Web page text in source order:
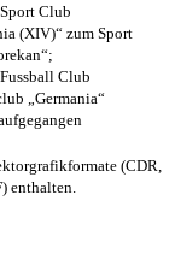
Club
(XIV)“ zum Sport
Club
„Germania“
(CDR,
enthalten.